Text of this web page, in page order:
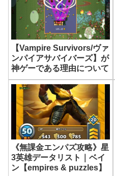
【Vampire Survivors/ヴァ
ンパイアサバイバーズ】が
神ゲーである理由について
《無課金エンパズ攻略》星
3英雄データリスト｜ベイ
ン【empires & puzzles】